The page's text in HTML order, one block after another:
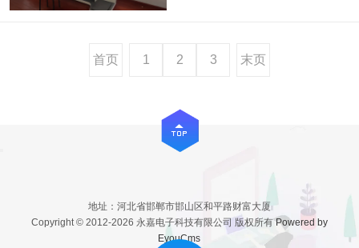
首页 1 2 3 末页
地址：河北省邯郸市邯山区和平路财富大厦
Copyright © 2012-2026 永嘉电子科技有限公司 版权所有Powered by
EyouCms